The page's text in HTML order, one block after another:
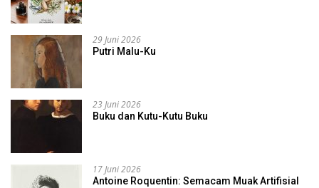
29 Juni 2026
Putri Malu-Ku
23 Juni 2026
Buku dan Kutu-Kutu Buku
17 Juni 2026
Antoine Roquentin: Semacam Muak Artifisial